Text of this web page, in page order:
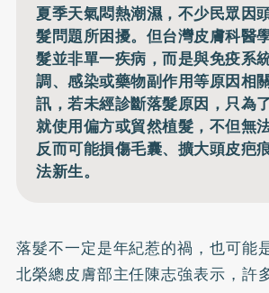
夏季天氣悶熱潮濕，不少民眾因
髮問題所困擾。但台灣皮膚科醫
髮並非單一疾病，而是與免疫系
調、感染或藥物副作用等原因相
訊，若未經診斷落髮原因，只為
就使用偏方或貿然植髮，不但無
反而可能損傷毛囊、擴大頭皮疤
法新生。
落髮不一定是年紀惹的禍，也可能
北榮總皮膚部主任陳志強表示，許